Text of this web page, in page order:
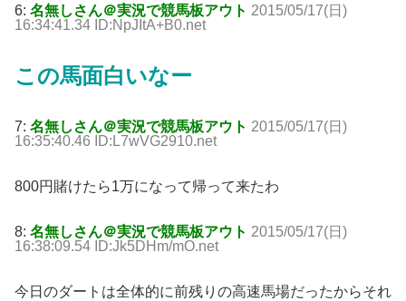
6: 名無しさん＠実況で競馬板アウト 2015/05/17(日)
16:34:41.34 ID:NpJItA+B0.net
この馬面白いなー
7: 名無しさん＠実況で競馬板アウト 2015/05/17(日)
16:35:40.46 ID:L7wVG2910.net
800円賭けたら1万になって帰って来たわ
8: 名無しさん＠実況で競馬板アウト 2015/05/17(日)
16:38:09.54 ID:Jk5DHm/mO.net
今日のダートは全体的に前残りの高速馬場だったからそれ